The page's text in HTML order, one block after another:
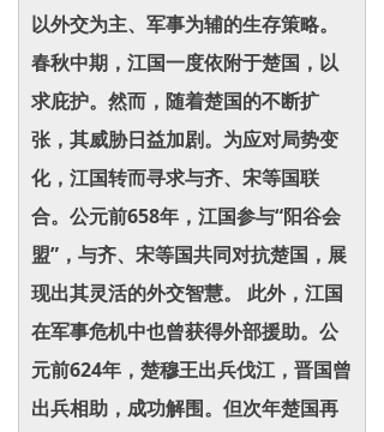
以外交为主、军事为辅的生存策略。
春秋中期，江国一度依附于楚国，以
求庇护。然而，随着楚国的不断扩
张，其威胁日益加剧。为应对局势变
化，江国转而寻求与齐、宋等国联
合。公元前658年，江国参与“阳谷会
盟”，与齐、宋等国共同对抗楚国，展
现出其灵活的外交智慧。 此外，江国
在军事危机中也曾获得外部援助。公
元前624年，楚穆王出兵伐江，晋国曾
出兵相助，成功解围。但次年楚国再